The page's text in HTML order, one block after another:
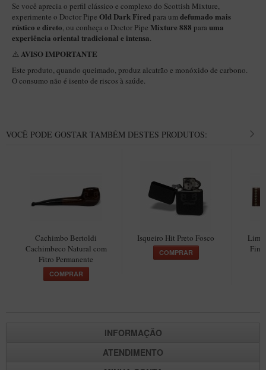
Speciale
BB Liso e Rústico
Elite Longo
Barolo
Churchwarden – Briar Italiano
MONTE SEU KIT/INICIANTES
Limpadores para Cachimbo
Suportes
Se você aprecia o perfil clássico e complexo do Scottish Mixture,
experimente o Doctor Pipe Old Dark Fired para umdefumado mais
rústico e direto, ou conheça o Doctor Pipe Mixture 888 para uma
experiência oriental tradicional e intensa.
⚠️AVISO IMPORTANTE
Este produto, quando queimado, produz alcatrão e monóxido de carbono.
O consumo não é isento de riscos à saúde.
VOCÊ PODE GOSTAR TAMBÉM DESTES PRODUTOS:
Cachimbo Bertoldi
Cachimbeco Natural com
Fitro Permanente
COMPRAR
Isqueiro Hit Preto Fosco
COMPRAR
INFORMAÇÃO
ATENDIMENTO